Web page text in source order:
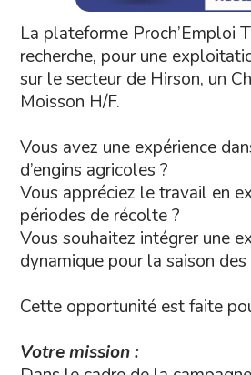
La plateforme Proch’Emploi
recherche, pour une
sur le secteur de Hirson, un
Moisson H/F.
Vous avez une expérience
d’engins agricoles ?
Vous appréciez le travail en
périodes de récolte ?
Vous souhaitez intégrer une
dynamique pour la saison des
Cette opportunité est faite
Votre mission :